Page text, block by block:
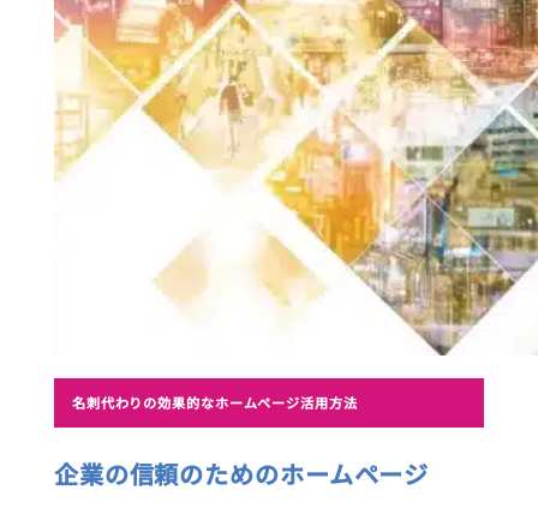
名刺代わりの効果的なホームページ活用方法
企業の信頼のためのホームページ